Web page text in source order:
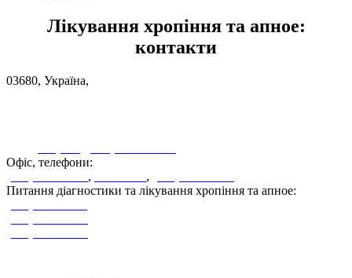
Лікування хропіння та апное:
контакти
03680, Україна,
Офіс, телефони:
, ,
Питання діагностики та лікування хропіння та апное: